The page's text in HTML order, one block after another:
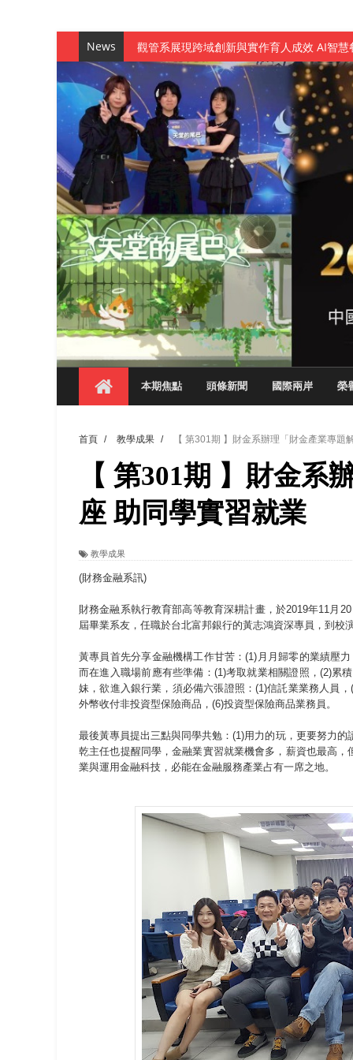
News
觀管系展現跨域創新與實作育人成效 AI智
學務處舉辦「董事長『聊』心室」 上官董
成人之美成就學生夢想 菁英學程陪伴財金
金曲陣容強勢進駐！中國科大原民音樂成果
數媒系《天堂的尾巴》、《礦影》勇奪台灣
師生攜手磨練一個月！觀管系榮獲天籟盃
一銀彭仁主中國科大開講 解密AI時代的金
通識教育中心主辦「114學年度AI英文自我
數據後的溫度：財金系傑出校友共議「人
森城建設股份有限公司捐贈 嘉惠行管系莘莘
產學合作新里程！財金系師生參訪中租控股
英文公園 315期
【 第404期 】影視系榮獲59屆美國休士頓
【 第404期 】你抓得到我嗎？數媒系VR新
【 第404期 】探索空間設計解方 室設系學
【 第404期 】從創意到實踐 數媒系學生於
【 第404期 】以品格奠基、用領導領航：
【 第404期 】此夏，向未來！ 中國科大新
領航AI創先例！ 數媒系錄音室獲「杜比全
本期焦點 頭條新聞 國際兩岸 榮
首頁 / 教學成果 / 【 第301期 】財金系辦理「財金產業專題
【 第301期 】財金系
座 助同學實習就業
教學成果
(財務金融系訊)
財務金融系執行教育部高等教育深耕計畫，於2019年11月
屆畢業系友，任職於台北富邦銀行的黃志鴻資深專員，到校
黃專員首先分享金融機構工作甘苦：(1)月月歸零的業績壓
而在進入職場前應有些準備：(1)考取就業相關證照，(2)累
妹，欲進入銀行業，須必備六張證照：(1)信託業業務人員
外幣收付非投資型保險商品，(6)投資型保險商品業務員。
最後黃專員提出三點與同學共勉：(1)用力的玩，更要努力
乾主任也提醒同學，金融業實習就業機會多，薪資也最高
業與運用金融科技，必能在金融服務產業占有一席之地。